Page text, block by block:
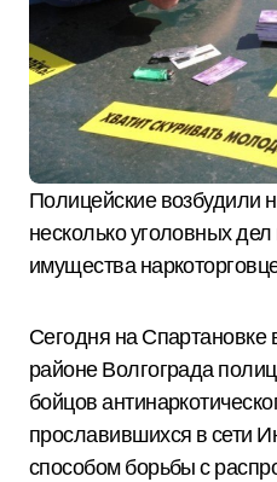
Полицейские возбудили на «санитаров города»
несколько уголовных
имущества
Сегодня на Спартановке
районе Волгограда
бойцов
прославившихся в сети
способом борьбы с